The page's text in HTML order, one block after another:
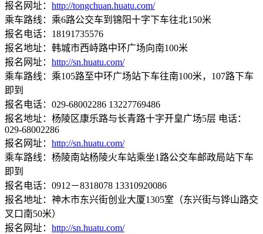
报名网址： http://tongchuan.huatu.com/
乘车路线：乘6路公交车到锦阳十字下车往北150米
报名电话：18191735576
报名地址：韩城市西峙路中环广场向南100米
报名网址： http://sn.huatu.com/
乘车路线：乘105路至中环广场站下车往南100米，107路下车
即到
报名电话：029-68002286 13227769486
报名地址：杨陵区康乐路与长青路十字开皇广场5层 电话：
029-68002286
报名网址： http://sn.huatu.com/
乘车路线：杨陵南站杨陵火车站乘坐1路公交车邮政局站下车
即到
报名电话：0912－8318078 13310920086
报名地址：神木市东兴街创业大厦1305室（东兴街与铧山路交
叉口南50米）
报名网址： http://sn.huatu.com/